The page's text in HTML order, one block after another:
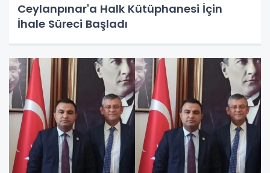
Ceylanpınar'a Halk Kütüphanesi İçin
İhale Süreci Başladı